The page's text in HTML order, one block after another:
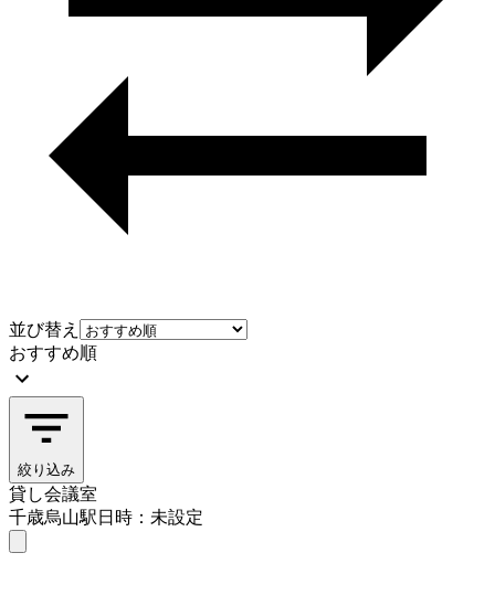
並び替え
おすすめ順
絞り込み
貸し会議室
千歳烏山駅日時：未設定